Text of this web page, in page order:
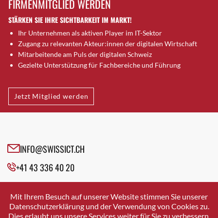
Brugg AG
Brütten
Bubendorf
Bubikon
Buchs (SG)
Bäretswil
Bülach
Cazis
Crissier
Davos Platz
Dierikon
Dietikon
FIRMENMITGLIED WERDEN
STÄRKEN SIE IHRE SICHTBARKEIT IM MARKT!
Ihr Unternehmen als aktiven Player im IT-Sektor
Zugang zu relevanten Akteur:innen der digitalen Wirtschaft
Mitarbeitende am Puls der digitalen Schweiz
Gezielte Unterstützung für Fachbereiche und Führung
Jetzt Mitglied werden
INFO@SWISSICT.CH
+41 43 336 40 20
SWISSICT
VULKANSTRASSE 120
8048 ZURICH
Mit Ihrem Besuch auf unserer Website stimmen Sie unserer
Datenschutzerklärung und der Verwendung von Cookies zu.
Dies erlaubt uns unsere Services weiter für Sie zu verbessern.